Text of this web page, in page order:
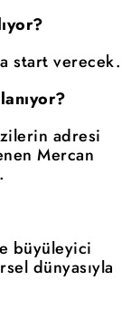
start verecek.
adresi
Mercan
büyüleyici
dünyasıyla